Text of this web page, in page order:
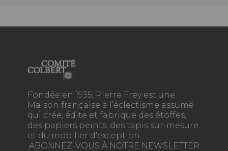
Fondée en 1935, Pierre Frey est une
Maison française à l’éclectisme assumé
qui crée, édite et fabrique des étoffes,
des papiers peints, des tapis sur-mesure
et du mobilier d'exception.
ABONNEZ-VOUS À NOTRE NEWSLETTER